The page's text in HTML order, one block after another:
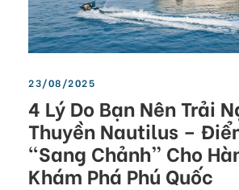
23/08/2025
4 Lý Do Bạn Nên Trải
Thuyền Nautilus –
“Sang Chảnh” Cho
Khám Phá Phú Quốc